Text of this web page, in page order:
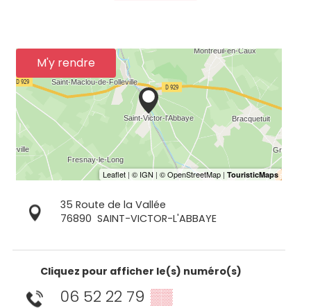
M'y rendre
35 Route de la Vallée
76890 SAINT-VICTOR-L'ABBAYE
Cliquez pour afficher le(s) numéro(s)
06 52 22 79 ▒▒